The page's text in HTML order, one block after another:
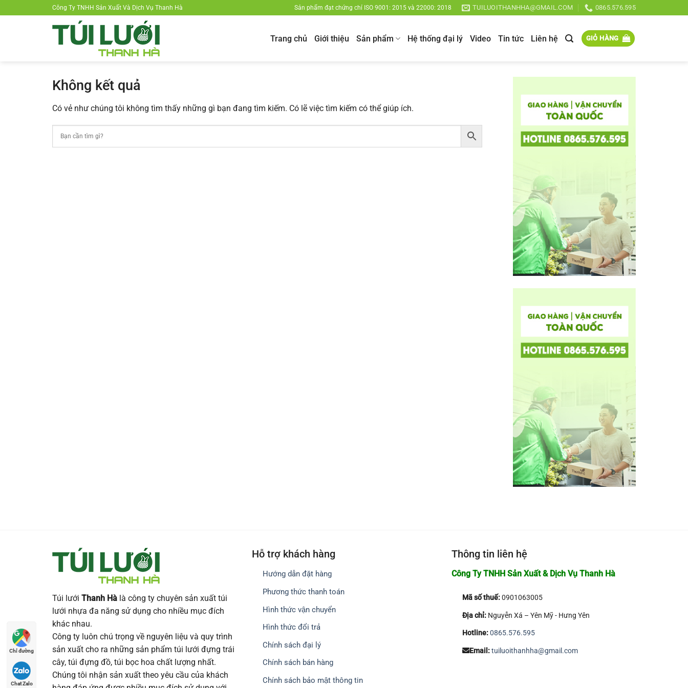
đến
Công Ty TNHH Sản Xuất Và Dịch Vụ Thanh Hà Sản phẩm đạt chứng chỉ ISO 9001: 2015 và 22000: 2018 TUILUOITHANHHA@GMAIL.COM 0865.576.595
Trang chủ Giới thiệu Sản phẩm Hệ thống đại lý Video Tin tức Liên hệ GIỎ HÀNG
Không kết quả
Có vẻ như chúng tôi không tìm thấy những gì bạn đang tìm kiếm. Có lẽ việc tìm kiếm có thể giúp ích.
Túi lưới Thanh Hà là công ty chuyên sản xuất túi
lưới nhựa đa năng sử dụng cho nhiều mục đích
khác nhau.
Công ty luôn chú trọng về nguyên liệu và quy trình
sản xuất cho ra những sản phẩm túi lưới đựng trái
cây, túi đựng đồ, túi bọc hoa chất lượng nhất.
Chúng tôi nhận sản xuất theo yêu cầu của khách
Hỗ trợ khách hàng
Hướng dẫn đặt hàng
Phương thức thanh toán
Hình thức vận chuyển
Hình thức đổi trả
Chính sách đại lý
Chính sách bán hàng
Chính sách bảo mật thông tin
Thông tin liên hệ
Công Ty TNHH Sản Xuất & Dịch Vụ Thanh Hà
Mã số thuế:0901063005
Địa chỉ:Nguyễn Xá – Yên Mỹ - Hưng Yên
Hotline:0865.576.595
Email:tuiluoithanhha@gmail.com
Chỉ đường
Chat Zalo